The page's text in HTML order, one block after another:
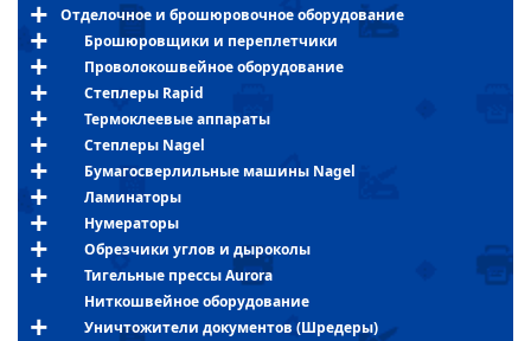
Отделочное и брошюровочное оборудование
Брошюровщики и переплетчики
Проволокошвейное оборудование
Степлеры Rapid
Термоклеевые аппараты
Степлеры Nagel
Бумагосверлильные машины Nagel
Ламинаторы
Нумераторы
Обрезчики углов и дыроколы
Тигельные прессы Aurora
Ниткошвейное оборудование
Уничтожители документов (Шредеры)